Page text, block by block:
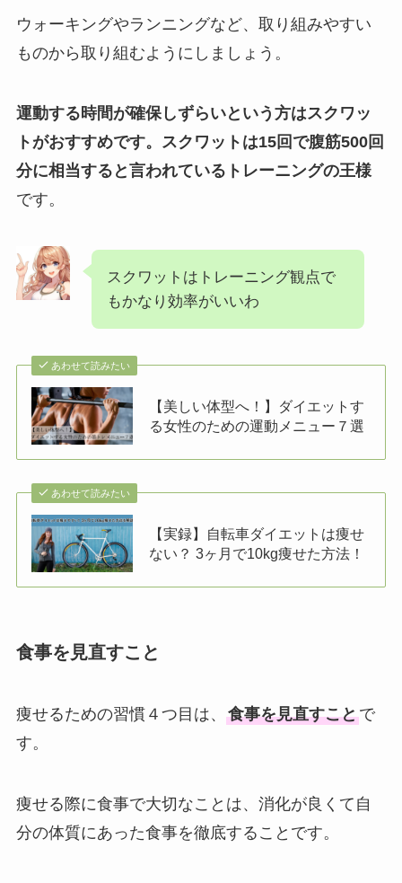
ウォーキングやランニングなど、取り組みやすい
ものから取り組むようにしましょう。
運動する時間が確保しずらいという方はスクワッ
トがおすすめです。スクワットは15回で腹筋500回
分に相当すると言われているトレーニングの王様
です。
スクワットはトレーニング観点で
もかなり効率がいいわ
あわせて読みたい
【美しい体型へ！】ダイエットす
る女性のための運動メニュー７選
あわせて読みたい
【実録】自転車ダイエットは痩せ
ない？ 3ヶ月で10kg痩せた方法！
食事を見直すこと
痩せるための習慣４つ目は、 食事を見直すことで
す。
痩せる際に食事で大切なことは、消化が良くて自
分の体質にあった食事を徹底することです。